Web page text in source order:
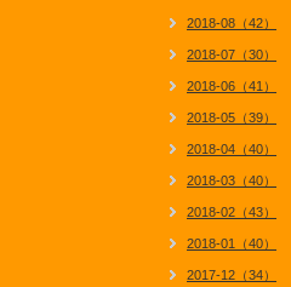
2018-08（42）
2018-07（30）
2018-06（41）
2018-05（39）
2018-04（40）
2018-03（40）
2018-02（43）
2018-01（40）
2017-12（34）